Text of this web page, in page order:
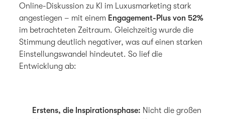
Online-Diskussion zu KI im Luxusmarketing stark
angestiegen – mit einem Engagement-Plus von 52%
im betrachteten Zeitraum. Gleichzeitig wurde die
Stimmung deutlich negativer, was auf einen starken
Einstellungswandel hindeutet. So lief die
Entwicklung ab:
Erstens, die Inspirationsphase: Nicht die großen